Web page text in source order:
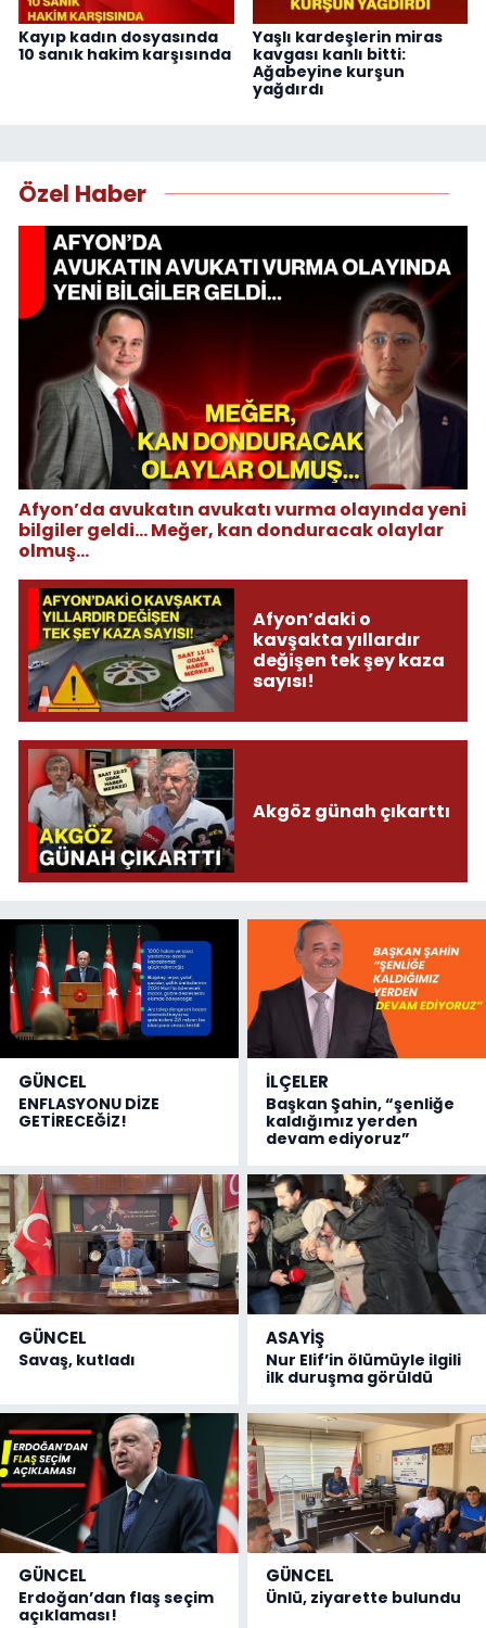
Kayıp kadın dosyasında
10 sanık hakim karşısında
Yaşlı kardeşlerin miras
kavgası kanlı bitti:
Ağabeyine kurşun
yağdırdı
Özel Haber
Afyon’da avukatın avukatı vurma olayında yeni
bilgiler geldi... Meğer, kan donduracak olaylar
olmuş...
Afyon’daki o
kavşakta yıllardır
değişen tek şey kaza
sayısı!
Akgöz günah çıkarttı
GÜNCEL
ENFLASYONU DİZE
GETİRECEĞİZ!
İLÇELER
Başkan Şahin, “şenliğe
kaldığımız yerden
devam ediyoruz”
GÜNCEL
Savaş, kutladı
ASAYİŞ
Nur Elif’in ölümüyle ilgili
ilk duruşma görüldü
GÜNCEL
Erdoğan’dan flaş seçim
açıklaması!
GÜNCEL
Ünlü, ziyarette bulundu